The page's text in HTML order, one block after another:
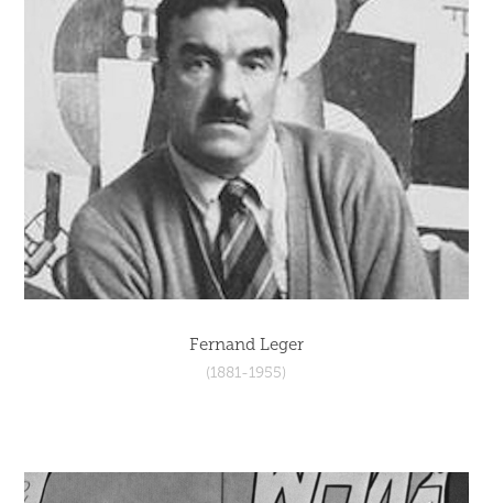
Fernand Leger
(1881-1955)